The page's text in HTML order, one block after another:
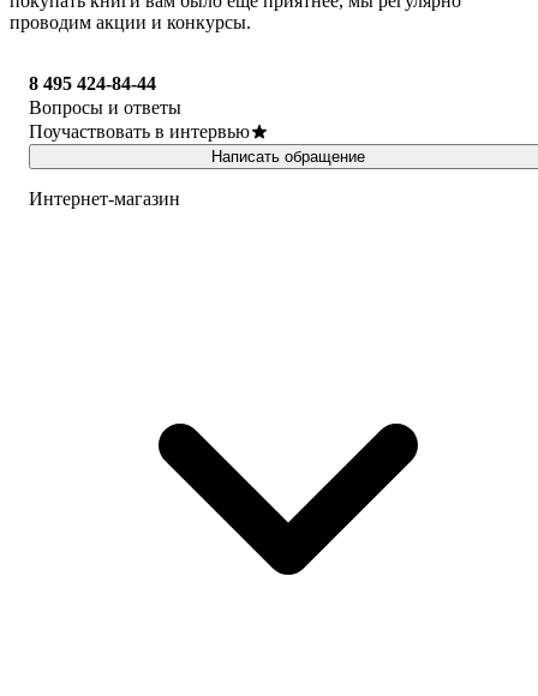
проводим акции и конкурсы.
8 495 424-84-44
Вопросы и ответы
Поучаствовать в интервью
Написать обращение
Интернет-магазин